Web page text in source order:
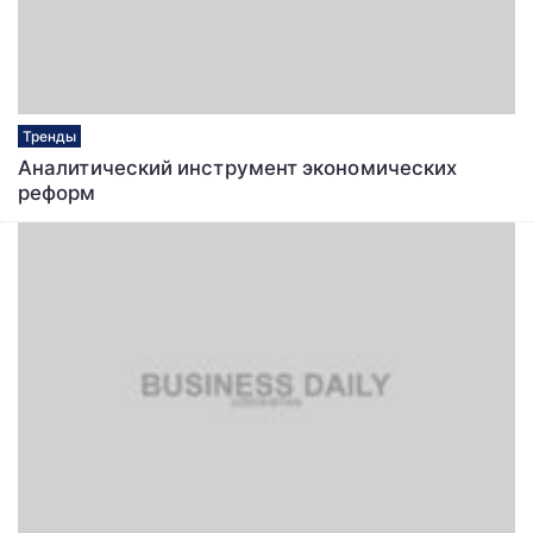
Тренды
Аналитический инструмент экономических
реформ